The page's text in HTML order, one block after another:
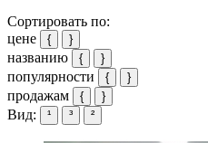
Сортировать по:
цене
{ }
названию { }
популярности { }
продажам { }
Вид: ¹ ³ ²